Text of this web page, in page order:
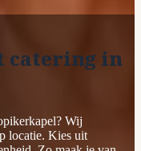
catering in
Wij
locatie. Kies uit